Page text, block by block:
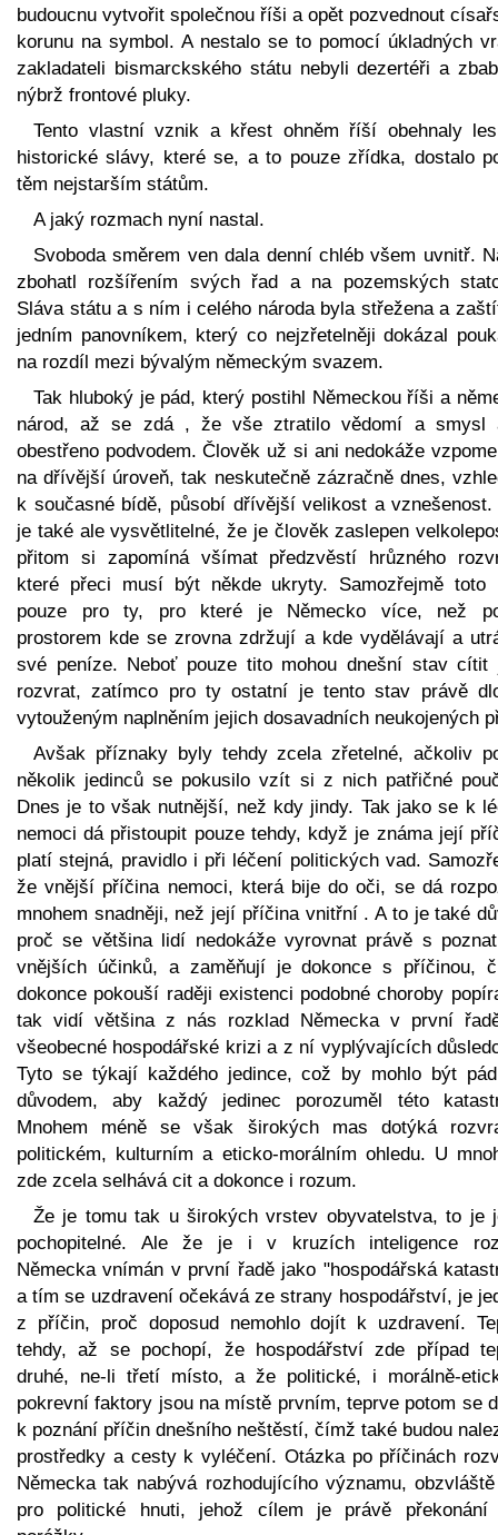
budoucnu vytvořit společnou říši a opět pozvednout
korunu na symbol. A nestalo se to pomocí úkladných
zakladateli bismarckského státu nebyli dezertéři a
nýbrž frontové pluky.
Tento vlastní vznik a křest ohněm říší obehnaly
historické slávy, které se, a to pouze zřídka, dostalo
těm nejstarším státům.
A jaký rozmach nyní nastal.
Svoboda směrem ven dala denní chléb všem uvnitř.
zbohatl rozšířením svých řad a na pozemských
Sláva státu a s ním i celého národa byla střežena a
jedním panovníkem, který co nejzřetelněji dokázal
na rozdíl mezi bývalým německým svazem.
Tak hluboký je pád, který postihl Německou říši a
národ, až se zdá , že vše ztratilo vědomí a smysl
obestřeno podvodem. Člověk už si ani nedokáže
na dřívější úroveň, tak neskutečně zázračně dnes,
k současné bídě, působí dřívější velikost a vznešenost.
je také ale vysvětlitelné, že je člověk zaslepen
přitom si zapomíná všímat předzvěstí hrůzného
které přeci musí být někde ukryty. Samozřejmě toto
pouze pro ty, pro které je Německo více, než
prostorem kde se zrovna zdržují a kde vydělávají a
své peníze. Neboť pouze tito mohou dnešní stav cítit
rozvrat, zatímco pro ty ostatní je tento stav právě
vytouženým naplněním jejich dosavadních neukojených
Avšak příznaky byly tehdy zcela zřetelné, ačkoliv
několik jedinců se pokusilo vzít si z nich patřičné
Dnes je to však nutnější, než kdy jindy. Tak jako se k
nemoci dá přistoupit pouze tehdy, když je známa její
platí stejná‚ pravidlo i při léčení politických vad.
že vnější příčina nemoci, která bije do oči, se dá
mnohem snadněji, než její příčina vnitřní . A to je také
proč se většina lidí nedokáže vyrovnat právě s
vnějších účinků, a zaměňují je dokonce s příčinou,
dokonce pokouší raději existenci podobné choroby
tak vidí většina z nás rozklad Německa v první
všeobecné hospodářské krizi a z ní vyplývajících
Tyto se týkají každého jedince, což by mohlo být
důvodem, aby každý jedinec porozuměl této
Mnohem méně se však širokých mas dotýká
politickém, kulturním a eticko-morálním ohledu. U
zde zcela selhává cit a dokonce i rozum.
Že je tomu tak u širokých vrstev obyvatelstva, to je
pochopitelné. Ale že je i v kruzích inteligence
Německa vnímán v první řadě jako "hospodářská
a tím se uzdravení očekává ze strany hospodářství, je
z příčin, proč doposud nemohlo dojít k uzdravení.
tehdy, až se pochopí, že hospodářství zde případ
druhé, ne-li třetí místo, a že politické, i morálně-
pokrevní faktory jsou na místě prvním, teprve potom se
k poznání příčin dnešního neštěstí, čímž také budou
prostředky a cesty k vyléčení. Otázka po příčinách
Německa tak nabývá rozhodujícího významu,
pro politické hnuti, jehož cílem je právě překonání